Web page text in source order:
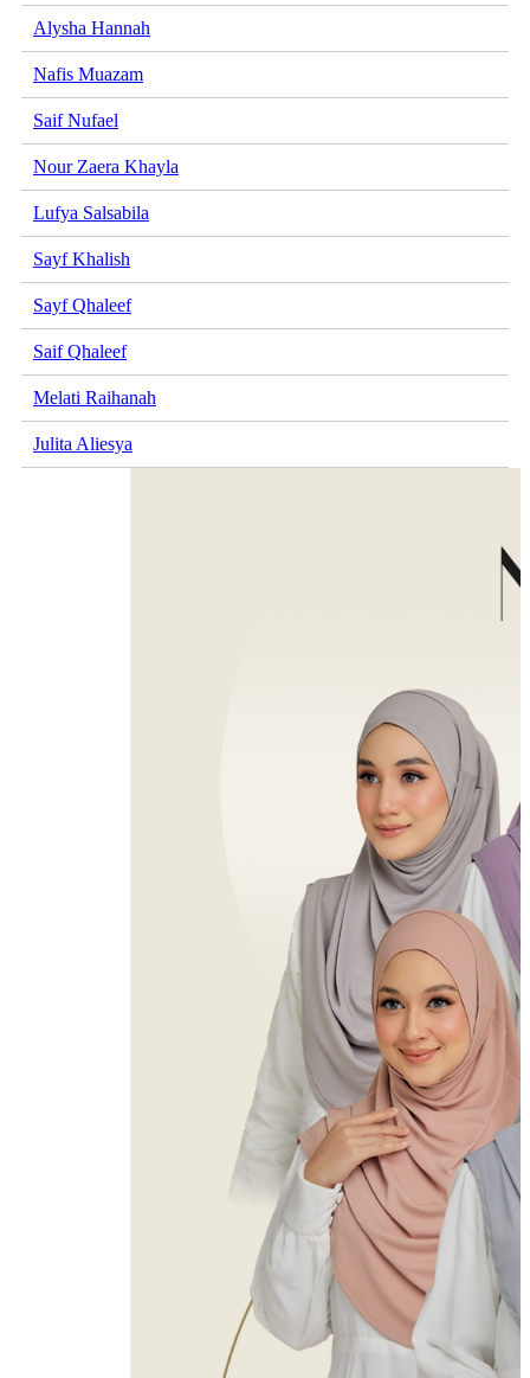
Alysha Hannah
Nafis Muazam
Saif Nufael
Nour Zaera Khayla
Lufya Salsabila
Sayf Khalish
Sayf Qhaleef
Saif Qhaleef
Melati Raihanah
Julita Aliesya